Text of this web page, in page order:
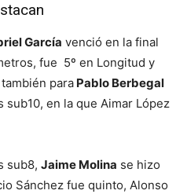
García venció en la final
fue 5º en Longitud y
para Pablo Berbegal
en la que Aimar López
sub8, Jaime Molina se hizo
Sánchez fue quinto, Alonso